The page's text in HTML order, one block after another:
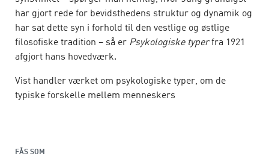
har gjort rede for bevidsthedens struktur og dynamik og
har sat dette syn i forhold til den vestlige og østlige
filosofiske tradition – så er Psykologiske typerfra 1921
afgjort hans hovedværk.
Vist handler værket om psykologiske typer, om de
typiske forskelle mellem menneskers
indkredsning af modsætningernes forening på en mulig
FÅS SOM